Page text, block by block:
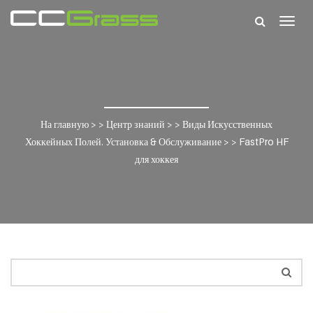
На главную > > Центр знаний > > Виды Искусственных
Хоккейных Полей. Установка & Обслуживание> > FastPro HF
для хоккея